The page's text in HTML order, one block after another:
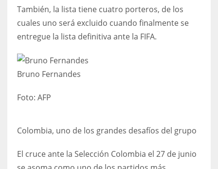
También, la lista tiene cuatro porteros, de los
cuales uno será excluido cuando finalmente se
entregue la lista definitiva ante la FIFA.
Bruno Fernandes
Foto: AFP
Colombia, uno de los grandes desafíos del grupo
El cruce ante la Selección Colombia el 27 de junio